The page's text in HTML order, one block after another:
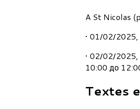
A St Nicolas
• 01/02/2025,
• 02/02/2025,
10:00 до
Textes